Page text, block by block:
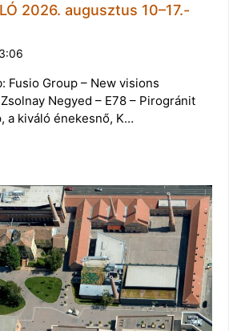
2026. augusztus 10–17.-
Fusio Group – New visions
Negyed – E78 – Pirogránit
a kiváló énekesnő, K…